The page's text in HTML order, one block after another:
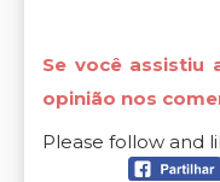
Se você assistiu
opinião nos
Please follow and